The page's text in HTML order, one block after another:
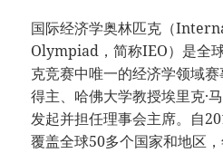
国际经济学奥林匹克（
Olympiad，简称IEO）是全
克竞赛中唯一的经济学领域
得主、哈佛大学教授埃里克·
发起并担任理事会主席。自
覆盖全球50多个国家和地区